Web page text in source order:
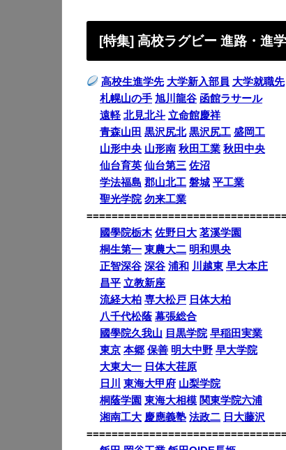
[特集] 高校ラグビー 進路・進
高校生進学先 大学新入部員 大学就職先
札幌山の手 旭川龍谷 函館ラサール
遠軽 北見北斗 立命館慶祥
青森山田 黒沢尻北 黒沢尻工 盛岡工
山形中央 山形南 秋田工業 秋田中央
仙台育英 仙台第三 佐沼
学法福島 郡山北工 磐城 平工業
聖光学院 勿来工業
國學院栃木 佐野日大 茗溪学園
桐生第一 東農大二 明和県央
正智深谷 深谷 浦和 川越東 早大本庄
昌平 立教新座
流経大柏 専大松戸 日体大柏
八千代松蔭 幕張総合
國學院久我山 目黒学院 早稲田実業
東京 本郷 保善 明大中野 早大学院
大東大一 日体大荏原
日川
東海大甲府 山梨学院
桐蔭学園 東海大相模 関東学院六浦
湘南工大 慶應義塾 法政二 日大藤沢